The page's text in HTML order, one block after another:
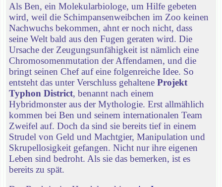
Als Ben, ein Molekularbiologe, um Hilfe gebeten
wird, weil die Schimpansenweibchen im Zoo keinen
Nachwuchs bekommen, ahnt er noch nicht, dass
seine Welt bald aus den Fugen geraten wird. Die
Ursache der Zeugungsunfähigkeit ist nämlich eine
Chromosomenmutation der Affendamen, und die
bringt seinen Chef auf eine folgenreiche Idee. So
entsteht das unter Verschluss gehaltene Projekt
Typhon District, benannt nach einem
Hybridmonster aus der Mythologie. Erst allmählich
kommen bei Ben und seinem internationalen Team
Zweifel auf. Doch da sind sie bereits tief in einem
Strudel von Geld und Machtgier, Manipulation und
Skrupellosigkeit gefangen. Nicht nur ihre eigenen
Leben sind bedroht. Als sie das bemerken, ist es
bereits zu spät.